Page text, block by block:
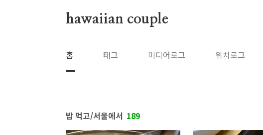
hawaiian couple
홈 태그 미디어로그 위치로그
밥 먹고/서울에서 189